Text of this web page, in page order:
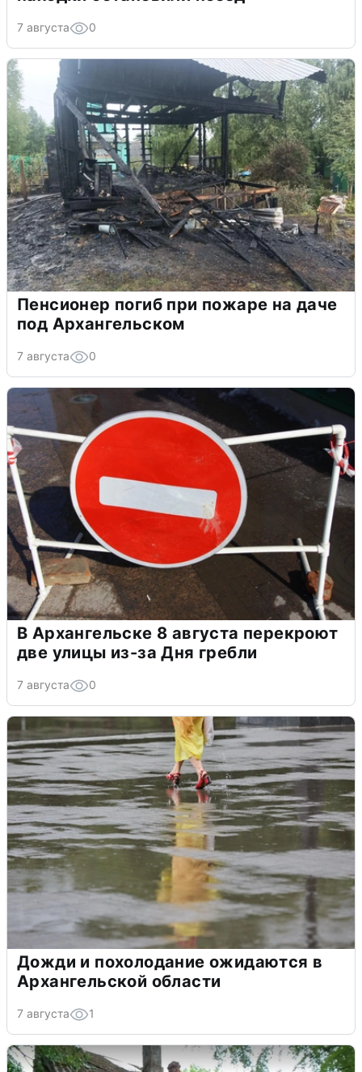
7 августа 0
Пенсионер погиб при пожаре на даче
под Архангельском
7 августа 0
В Архангельске 8 августа перекроют
две улицы из-за Дня гребли
7 августа 0
Дожди и похолодание ожидаются в
Архангельской области
7 августа 1